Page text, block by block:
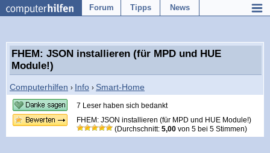
Forum Tipps News
FHEM: JSON installieren (für MPD und HUE
Module!)
Computerhilfen › Info › Smart-Home
7 Leser haben sich bedankt
FHEM: JSON installieren (für MPD und HUE Module!)
(Durchschnitt: 5,00 von 5 bei 5 Stimmen)